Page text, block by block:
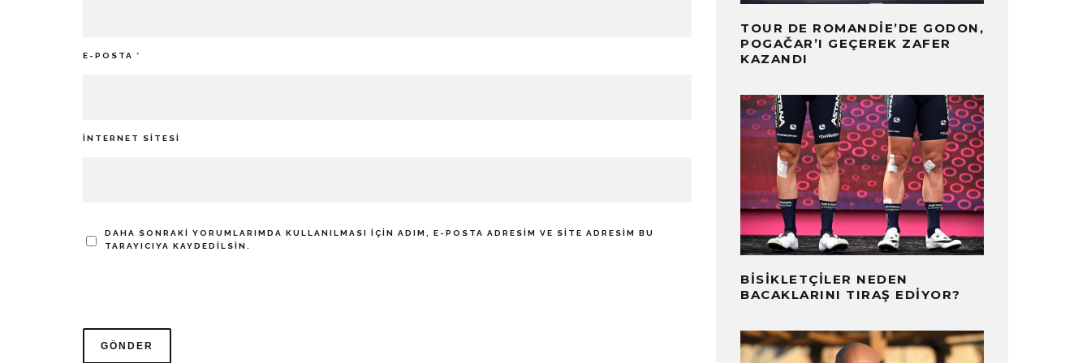
E-POSTA *
İNTERNET SITESI
DAHA SONRAKI YORUMLARIMDA KULLANILMASI IÇIN ADIM, E-POSTA ADRESIM VE SITE ADRESIM BU
TARAYICIYA KAYDEDILSIN.
TOUR DE ROMANDIE’DE GODON,
POGAČAR’I GEÇEREK ZAFER
KAZANDI
BISIKLETÇILER NEDEN
BACAKLARINI TIRAŞ EDIYOR?